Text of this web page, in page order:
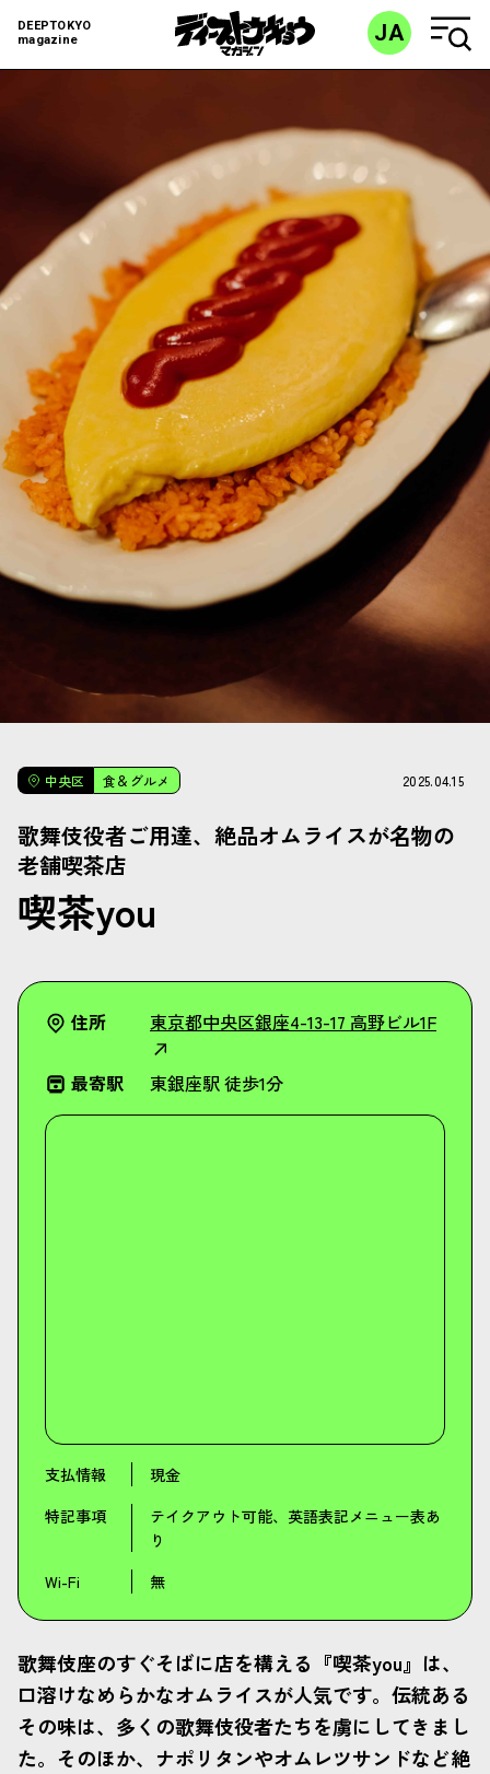
DEEPTOKYO
magazine
JA
中央区 食＆グルメ 2025.04.15
歌舞伎役者ご用達、絶品オムライスが名物の
老舗喫茶店
喫茶you
住所 東京都中央区銀座4-13-17 高野ビル1F
最寄駅 東銀座駅 徒歩1分
支払情報
現金
特記事項
テイクアウト可能、英語表記メニュー表あ
り
Wi-Fi
無
歌舞伎座のすぐそばに店を構える『喫茶you』は、
口溶けなめらかなオムライスが人気です。伝統ある
その味は、多くの歌舞伎役者たちを虜にしてきまし
た。そのほか、ナポリタンやオムレツサンドなど絶